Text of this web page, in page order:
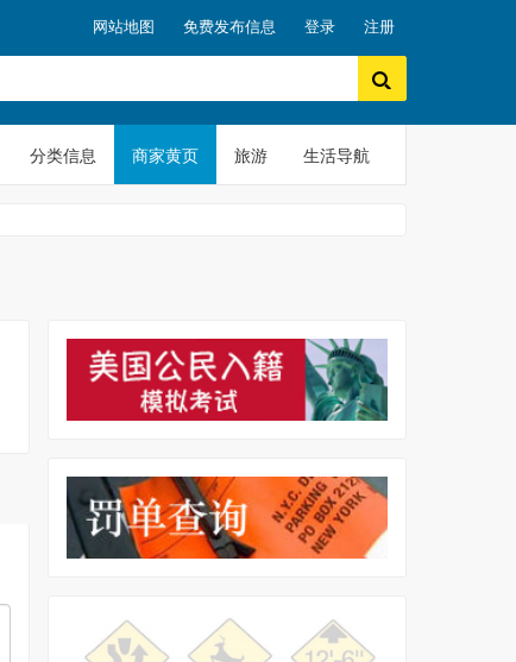
网站地图 免费发布信息 登录 注册
分类信息 商家黄页 旅游 生活导航